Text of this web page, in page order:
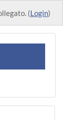
(Login)